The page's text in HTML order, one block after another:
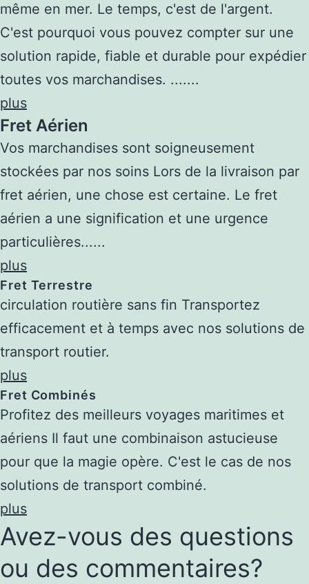
même en mer. Le temps, c'est de l'argent.
C'est pourquoi vous pouvez compter sur une
solution rapide, fiable et durable pour expédier
toutes vos marchandises. .......
plus
Fret Aérien
Vos marchandises sont soigneusement
stockées par nos soins Lors de la livraison par
fret aérien, une chose est certaine. Le fret
aérien a une signification et une urgence
particulières......
plus
Fret Terrestre
circulation routière sans fin Transportez
efficacement et à temps avec nos solutions de
transport routier.
plus
Fret Combinés
Profitez des meilleurs voyages maritimes et
aériens Il faut une combinaison astucieuse
pour que la magie opère. C'est le cas de nos
solutions de transport combiné.
plus
Avez-vous des questions
ou des commentaires?